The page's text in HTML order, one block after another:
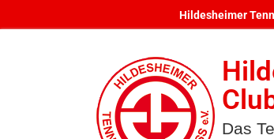
Hildesheimer
Das